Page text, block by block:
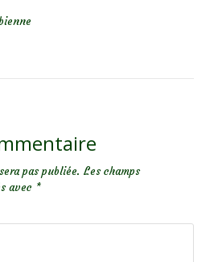
pas publiée. Les champs
avec *